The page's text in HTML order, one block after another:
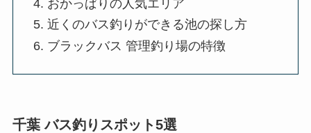
おかっぱりの人気エリア
近くのバス釣りができる池の探し方
ブラックバス 管理釣り場の特徴
千葉 バス釣りスポット5選